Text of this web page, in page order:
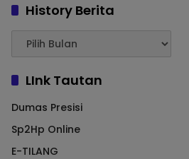
History Berita
LInk Tautan
Dumas Presisi
Sp2Hp Online
E-TILANG